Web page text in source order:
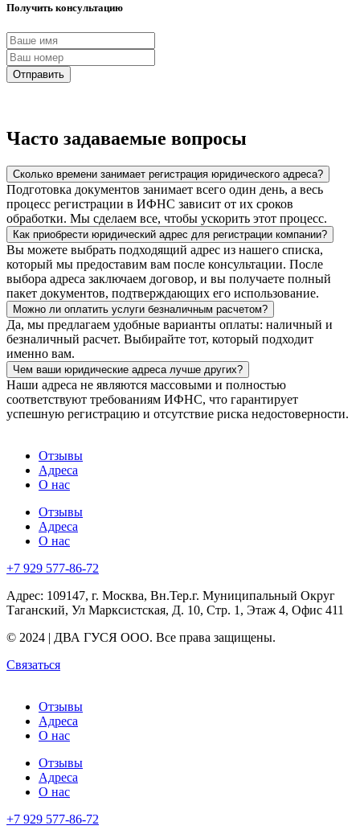
Получить консультацию
Отправить
Часто задаваемые вопросы
Сколько времени занимает регистрация юридического адреса?
Подготовка документов занимает всего один день, а весь
процесс регистрации в ИФНС зависит от их сроков
обработки. Мы сделаем все, чтобы ускорить этот процесс.
Как приобрести юридический адрес для регистрации компании?
Вы можете выбрать подходящий адрес из нашего списка,
который мы предоставим вам после консультации. После
выбора адреса заключаем договор, и вы получаете полный
пакет документов, подтверждающих его использование.
Можно ли оплатить услуги безналичным расчетом?
Да, мы предлагаем удобные варианты оплаты: наличный и
безналичный расчет. Выбирайте тот, который подходит
именно вам.
Чем ваши юридические адреса лучше других?
Наши адреса не являются массовыми и полностью
соответствуют требованиям ИФНС, что гарантирует
успешную регистрацию и отсутствие риска недостоверности.
Отзывы
Адреса
О нас
Отзывы
Адреса
О нас
+7 929 577-86-72
Адрес: 109147, г. Москва, Вн.Тер.г. Муниципальный Округ
Таганский, Ул Марксистская, Д. 10, Стр. 1, Этаж 4, Офис 411
© 2024 | ДВА ГУСЯ OOO. Все права защищены.
Связаться
Отзывы
Адреса
О нас
Отзывы
Адреса
О нас
+7 929 577-86-72